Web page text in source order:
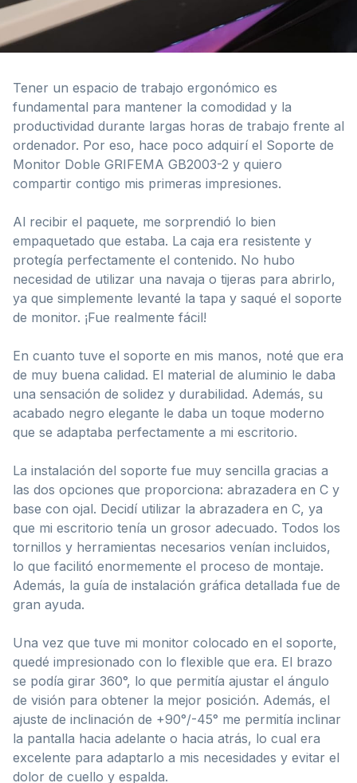
Tener un espacio de trabajo ergonómico es
fundamental para mantener la comodidad y la
productividad durante largas horas de trabajo frente al
ordenador. Por eso, hace poco adquirí el Soporte de
Monitor Doble GRIFEMA GB2003-2 y quiero
compartir contigo mis primeras impresiones.
Al recibir el paquete, me sorprendió lo bien
empaquetado que estaba. La caja era resistente y
protegía perfectamente el contenido. No hubo
necesidad de utilizar una navaja o tijeras para abrirlo,
ya que simplemente levanté la tapa y saqué el soporte
de monitor. ¡Fue realmente fácil!
En cuanto tuve el soporte en mis manos, noté que era
de muy buena calidad. El material de aluminio le daba
una sensación de solidez y durabilidad. Además, su
acabado negro elegante le daba un toque moderno
que se adaptaba perfectamente a mi escritorio.
La instalación del soporte fue muy sencilla gracias a
las dos opciones que proporciona: abrazadera en C y
base con ojal. Decidí utilizar la abrazadera en C, ya
que mi escritorio tenía un grosor adecuado. Todos los
tornillos y herramientas necesarios venían incluidos,
lo que facilitó enormemente el proceso de montaje.
Además, la guía de instalación gráfica detallada fue de
gran ayuda.
Una vez que tuve mi monitor colocado en el soporte,
quedé impresionado con lo flexible que era. El brazo
se podía girar 360°, lo que permitía ajustar el ángulo
de visión para obtener la mejor posición. Además, el
ajuste de inclinación de +90°/-45° me permitía inclinar
la pantalla hacia adelante o hacia atrás, lo cual era
excelente para adaptarlo a mis necesidades y evitar el
dolor de cuello y espalda.